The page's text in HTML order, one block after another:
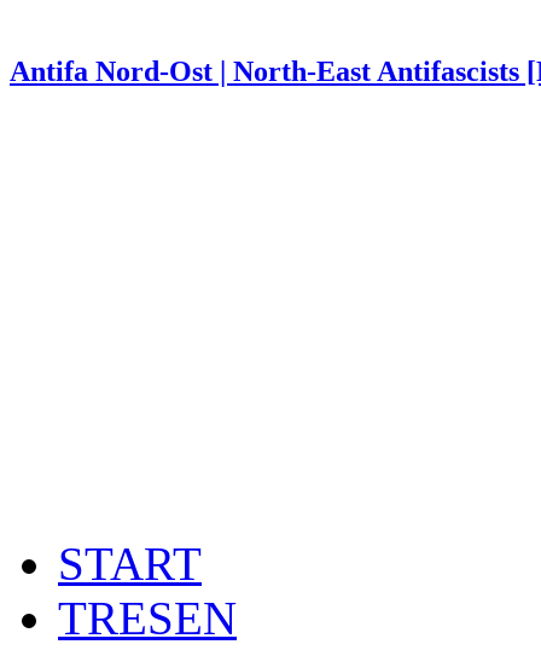
Antifa Nord-Ost | North-East Antifascists
START
TRESEN